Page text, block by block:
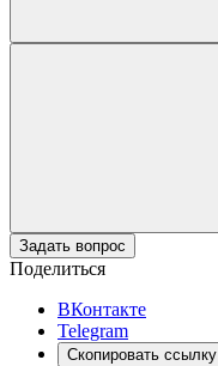
Задать вопрос
Поделиться
ВКонтакте
Telegram
Скопировать ссылку